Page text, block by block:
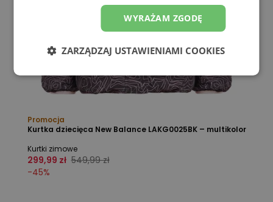
Promocja
Kurtka dziecięca New Balance LAKG0025BK – multikolor
Kurtki zimowe
299,99 zł 549,99 zł
-45%
WYRAŻAM ZGODĘ
ZARZĄDZAJ USTAWIENIAMI COOKIES